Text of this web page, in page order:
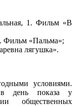
1. Фильм «В
Фильм «Пальма»;
лягушка».
условиями.
в день показа у
общественных